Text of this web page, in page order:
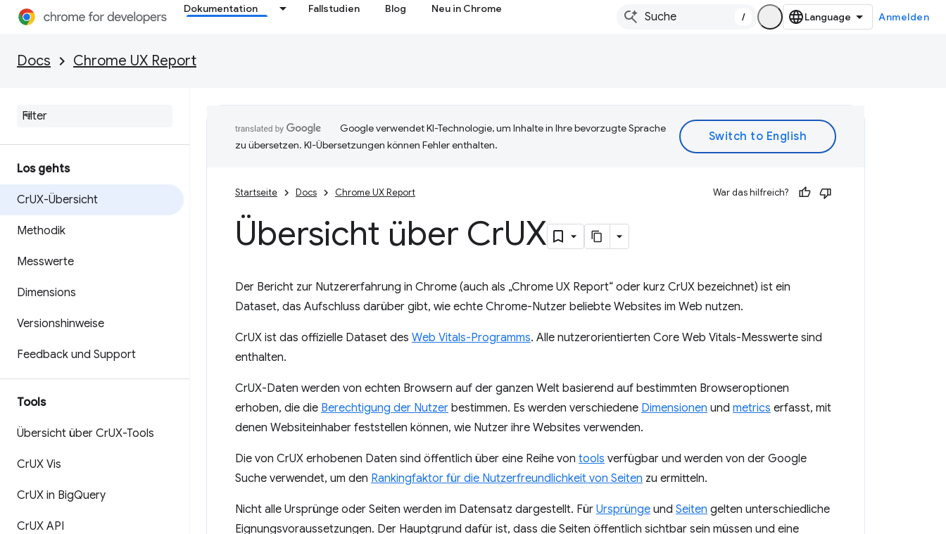
Dokumentation Fallstudien Blog Neu in Chrome
/ Anmelden
Docs Chrome UX Report
Los gehts
CrUX-Übersicht
Methodik
Messwerte
Dimensions
Versionshinweise
Feedback und Support
Tools
Übersicht über CrUX-Tools
CrUX Vis
CrUX in BigQuery
CrUX API
Google verwendet KI-Technologie, um Inhalte in Ihre bevorzugte Sprache
zu übersetzen. KI-Übersetzungen können Fehler enthalten.
Startseite Docs Chrome UX Report War das hilfreich?
Übersicht über CrUX
Der Bericht zur Nutzererfahrung in Chrome (auch als „Chrome UX Report“ oder kurz CrUX bezeichnet) ist ein
Dataset, das Aufschluss darüber gibt, wie echte Chrome-Nutzer beliebte Websites im Web nutzen.
CrUX ist das offizielle Dataset des Web Vitals-Programms. Alle nutzerorientierten Core Web Vitals-Messwerte sind
enthalten.
CrUX-Daten werden von echten Browsern auf der ganzen Welt basierend auf bestimmten Browseroptionen
erhoben, die die Berechtigung der Nutzer bestimmen. Es werden verschiedene Dimensionen und metrics erfasst, mit
denen Websiteinhaber feststellen können, wie Nutzer ihre Websites verwenden.
Die von CrUX erhobenen Daten sind öffentlich über eine Reihe von tools verfügbar und werden von der Google
Suche verwendet, um den Rankingfaktor für die Nutzerfreundlichkeit von Seiten zu ermitteln.
Nicht alle Ursprünge oder Seiten werden im Datensatz dargestellt. Für Ursprünge und Seiten gelten unterschiedliche
Eignungsvoraussetzungen. Der Hauptgrund dafür ist, dass die Seiten öffentlich sichtbar sein müssen und eine